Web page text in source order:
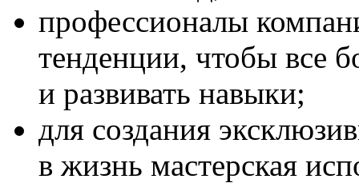
профессионалы
тенденции, чтобы все
и развивать навыки;
для создания
в жизнь мастерская